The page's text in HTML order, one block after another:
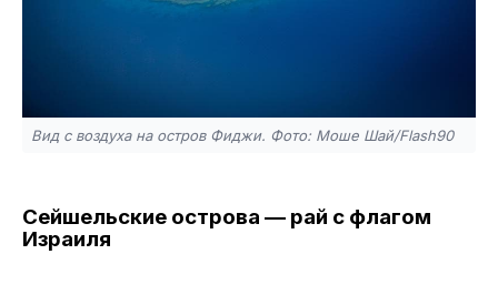
Вид с воздуха на остров Фиджи. Фото: Моше Шай/Flash90
Сейшельские острова — рай с флагом
Израиля